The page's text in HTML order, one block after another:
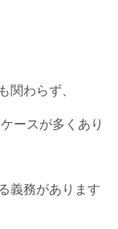
関わらず、
ケースが多くあり
義務があります